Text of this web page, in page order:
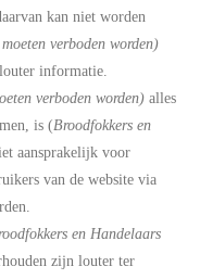
kan niet worden
verboden worden)
informatie.
verboden worden)alles
is (Broodfokkers en
aansprakelijk voor
van de website via
en Handelaars
zijn louter ter